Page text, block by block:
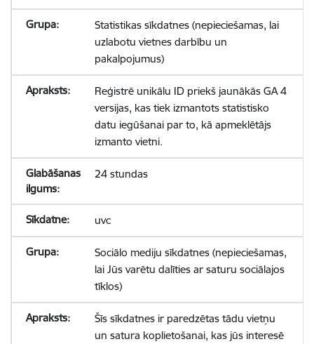
Statistikas sīkdatnes (nepieciešamas, lai
uzlabotu vietnes darbību un
pakalpojumus)
Reģistrē unikālu ID priekš jaunākās GA 4
versijas, kas tiek izmantots statistisko
datu iegūšanai par to, kā apmeklētājs
izmanto vietni.
24 stundas
uvc
Sociālo mediju sīkdatnes (nepieciešamas,
lai Jūs varētu dalīties ar saturu sociālajos
tīklos)
Šīs sīkdatnes ir paredzētas tādu vietņu
un satura koplietošanai, kas jūs interesē